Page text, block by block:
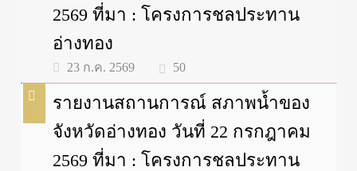
2569 ที่มา : โครงการชลประทาน
อ่างทอง
23 ก.ค. 2569 50
รายงานสถานการณ์ สภาพน้ำของ
จังหวัดอ่างทอง วันที่ 22 กรกฎาคม
2569 ที่มา : โครงการชลประทาน